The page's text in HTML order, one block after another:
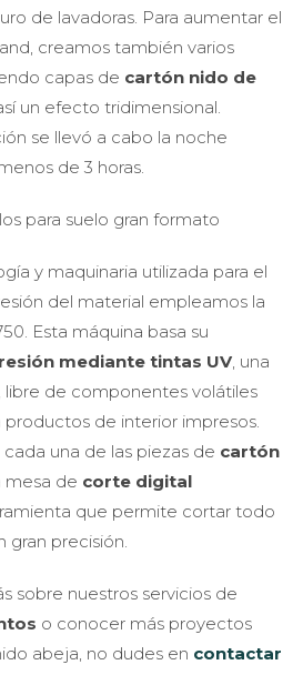
de lavadoras. Para aumentar el
creamos también varios
capas de cartón nido de
un efecto tridimensional.
se llevó a cabo la noche
de 3 horas.
y maquinaria utilizada para el
del material empleamos la
Esta máquina basa su
mediante tintas UV, una
de componentes volátiles
productos de interior impresos.
una de las piezas de cartón
mesa de corte digital
que permite cortar todo
gran precisión.
sobre nuestros servicios de
o conocer más proyectos
abeja, no dudes en contactar